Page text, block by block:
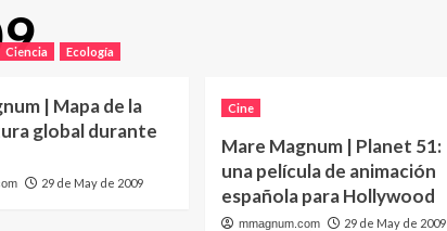
Ciencia Ecología
| Mapa de la
global durante
29 de May de 2009
Cine
Mare Magnum | Planet 51:
una película de animación
española para Hollywood
mmagnum.com
29 de May de 2009